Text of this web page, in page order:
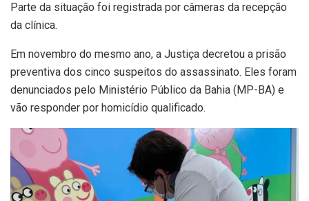
Parte da situação foi registrada por câmeras da recepção
da clínica.
Em novembro do mesmo ano, a Justiça decretou a prisão
preventiva dos cinco suspeitos do assassinato. Eles foram
denunciados pelo Ministério Público da Bahia (MP-BA) e
vão responder por homicídio qualificado.